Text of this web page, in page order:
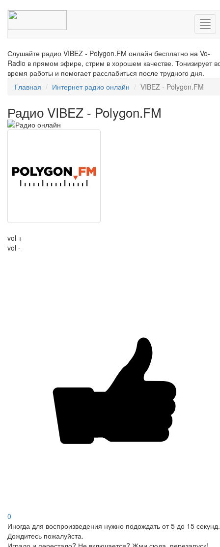
Слушайте радио VIBEZ - Polygon.FM онлайн бесплатно на Vo-
Radio в прямом эфире, стрим в хорошем качестве. Тонизирует
время работы и помогает расслабиться после трудного дня.
Главная
Интернет радио онлайн VIBEZ - Polygon.FM
Радио VIBEZ - Polygon.FM
vol +
vol -
0
Иногда для воспроизведения нужно подождать от 5 до 15 секунд.
Дождитесь пожалуйста.